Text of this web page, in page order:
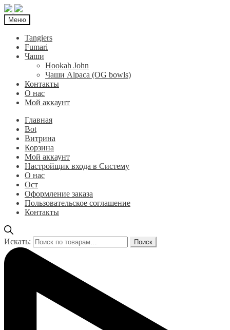
Меню
Tangiers
Fumari
Чаши
Hookah John
Чаши Alpaca (OG bowls)
Контакты
О нас
Мой аккаунт
Главная
Bot
Витрина
Корзина
Мой аккаунт
Настройщик входа в Систему
О нас
Ост
Оформление заказа
Пользовательское соглашение
Контакты
Искать: Поиск